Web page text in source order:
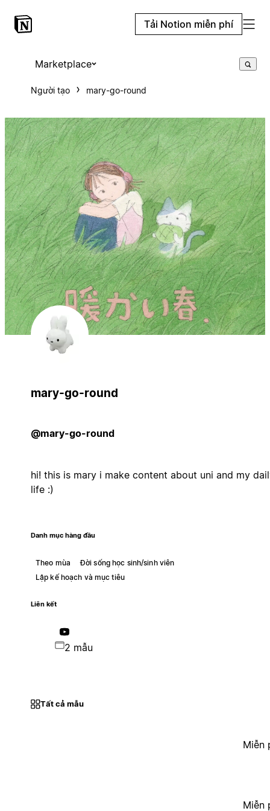
Tải Notion miễn phí
Marketplace
Người tạo mary-go-round
mary-go-round
@mary-go-round
hi! this is mary i make content about uni and my
life :)
Danh mục hàng đầu
Theo mùa
Đời sống học sinh/sinh viên
Lập kế hoạch và mục tiêu
Liên kết
2 mẫu
Tất cả mẫu
Miễn
Miễn